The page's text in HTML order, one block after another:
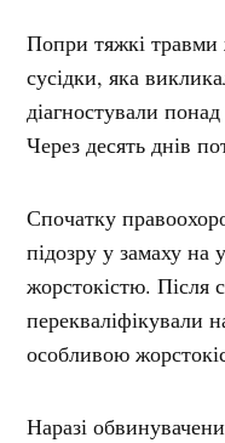
Попри тяжкі травми
сусідки, яка
діагностували
Через десять днів
Спочатку
підозру у замаху
жорстокістю. Після
перекваліфікували
особливою
Наразі